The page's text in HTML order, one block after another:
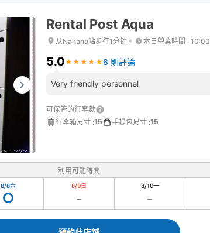
Rental Post Aqua
从Nakano站步行1分钟。 本日營業時間 :
5.0★ ★ ★ ★ ★
★ ★ ★ ★ ★8 則評論
Very friendly personnel
可保管的行李數
行李箱尺寸 :15 手提包尺寸 :15
利用可能時間
8/8六 8/9日 8/10一